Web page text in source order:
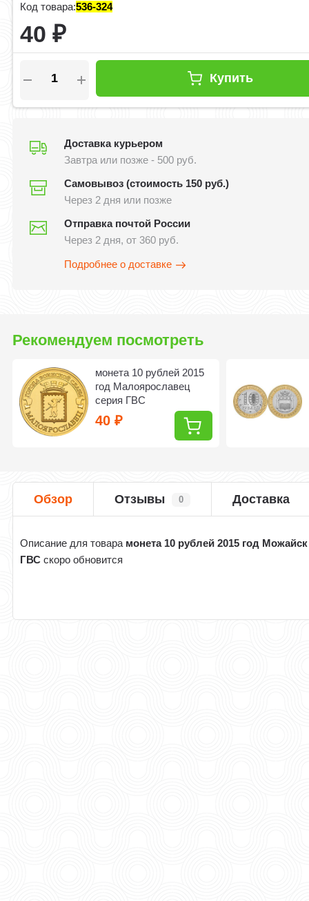
Код товара:536-324
40₽
Купить
Доставка курьером
Завтра или позже - 500 руб.
Самовывоз (стоимость 150 руб.)
Через 2 дня или позже
Отправка почтой России
Через 2 дня, от 360 руб.
Подробнее о доставке
Рекомендуем посмотреть
монета 10 рублей 2015
год Малоярославец
серия ГВС
40₽
Обзор Отзывы 0 Доставка
Описание для товара монета 10 рублей 2015 год
ГВС скоро обновится